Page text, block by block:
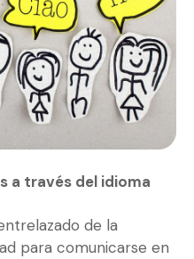
a través del idioma
de la
para comunicarse en